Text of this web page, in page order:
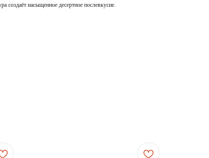
создаёт насыщенное десертное послевкусие.